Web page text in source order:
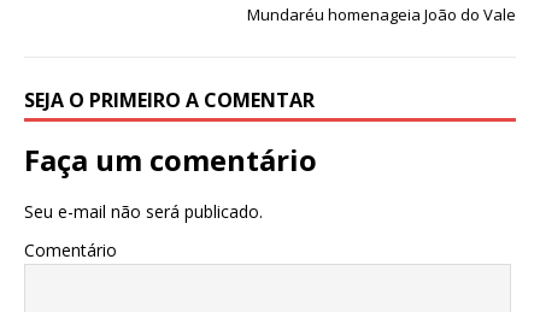
Mundaréu homenageia João do Vale
SEJA O PRIMEIRO A COMENTAR
Faça um comentário
Seu e-mail não será publicado.
Comentário